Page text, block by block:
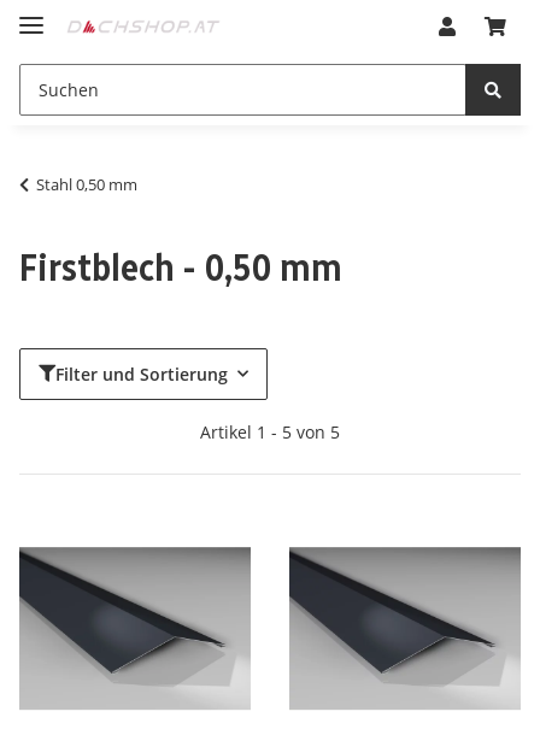
Stahl 0,50 mm
Firstblech - 0,50 mm
Filter und Sortierung
Artikel 1 - 5 von 5